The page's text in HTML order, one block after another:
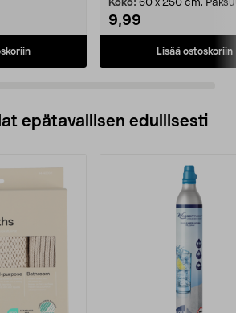
Koko: 60 x 250 cm.
9,99
Lisää ostoskoriin
epätavallisen edullisesti